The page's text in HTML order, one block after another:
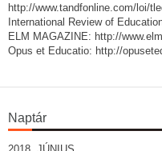
http://www.tandfonline.com/loi/
International Review of
ELM MAGAZINE: http://
Opus et Educatio: http://
Naptár